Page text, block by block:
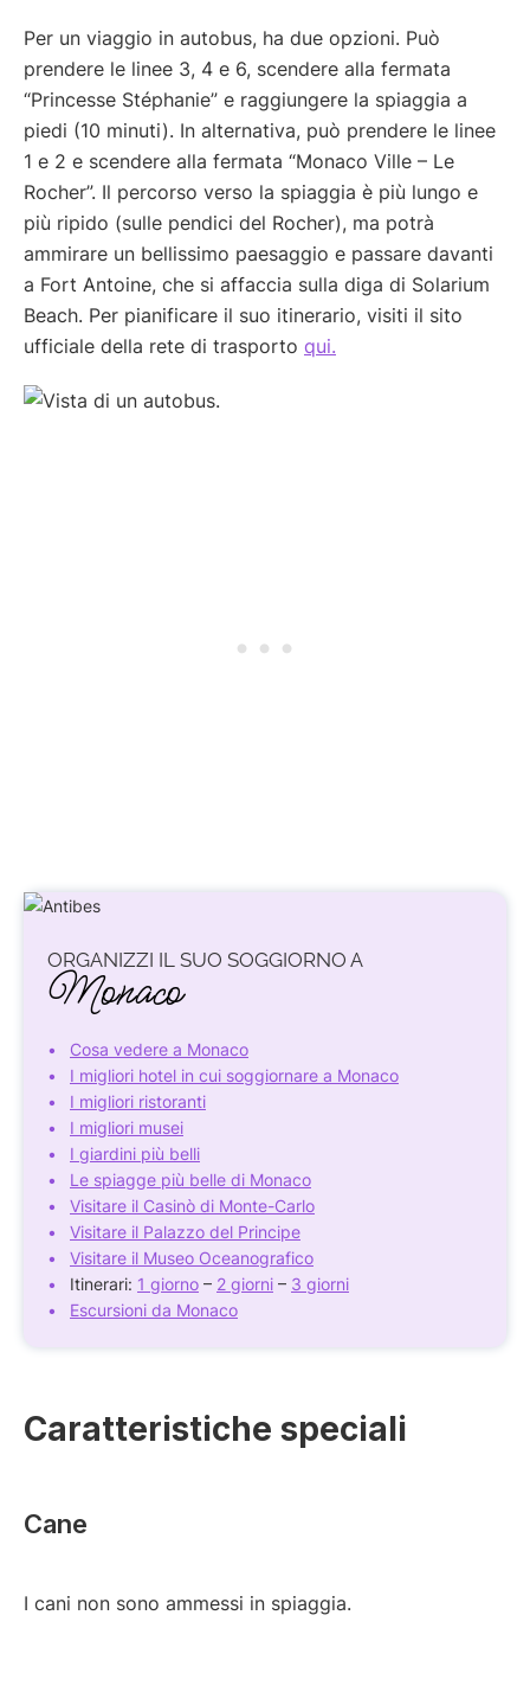
Per un viaggio in autobus, ha due opzioni. Può
prendere le linee 3, 4 e 6, scendere alla fermata
“Princesse Stéphanie” e raggiungere la spiaggia a
piedi (10 minuti). In alternativa, può prendere le linee
1 e 2 e scendere alla fermata “Monaco Ville – Le
Rocher”. Il percorso verso la spiaggia è più lungo e
più ripido (sulle pendici del Rocher), ma potrà
ammirare un bellissimo paesaggio e passare davanti
a Fort Antoine, che si affaccia sulla diga di Solarium
Beach. Per pianificare il suo itinerario, visiti il sito
ufficiale della rete di trasporto qui.
ORGANIZZI IL SUO SOGGIORNO A
Monaco
Cosa vedere a Monaco
I migliori hotel in cui soggiornare a Monaco
I migliori ristoranti
I migliori musei
I giardini più belli
Le spiagge più belle di Monaco
Visitare il Casinò di Monte-Carlo
Visitare il Palazzo del Principe
Visitare il Museo Oceanografico
Itinerari: 1 giorno – 2 giorni – 3 giorni
Escursioni da Monaco
Caratteristiche speciali
Cane
I cani non sono ammessi in spiaggia.